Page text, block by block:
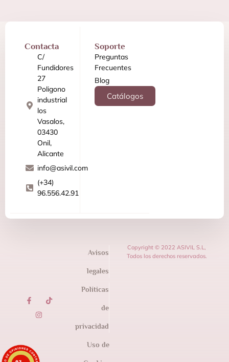
Contacta
C/
Fundidores
27
Poligono
industrial
los
Vasalos,
03430
Onil,
Alicante
info@asivil.com
(+34)
96.556.42.91
Soporte
Preguntas
Frecuentes
Blog
Catálogos
Avisos
legales
Políticas
de
privacidad
Uso de
Copyright © 2022 ASIVIL S.L,
Todos los derechos reservados.